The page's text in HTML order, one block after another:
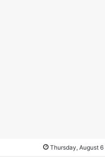
Thursday, August